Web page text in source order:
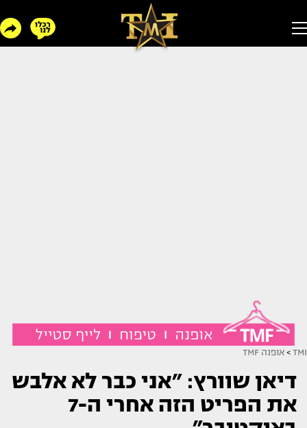
TMI
> אופנה TMF
דיאן שוורץ: ״אני כבר לא אלבש
את הפריט הזה אחרי ה-7